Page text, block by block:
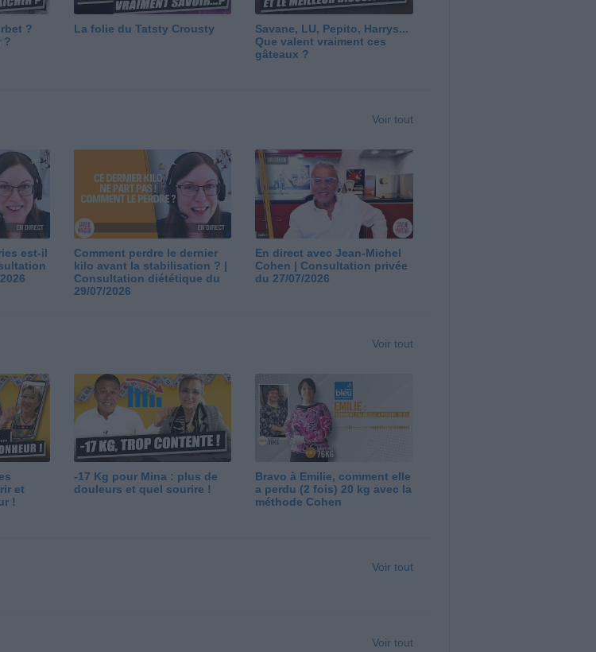
?
?
La folie du Tatsty Crousty
Savane, LU, Pepito, Harrys...
Que valent vraiment ces
gâteaux ?
Voir tout
est-il
Comment perdre le dernier
kilo avant la stabilisation ? |
Consultation diététique du
29/07/2026
En direct avec Jean-Michel
Cohen | Consultation privée
du 27/07/2026
Voir tout
et
!
-17 Kg pour Mina : plus de
douleurs et quel sourire !
Bravo à Emilie, comment elle
a perdu (2 fois) 20 kg avec la
méthode Cohen
Voir tout
Voir tout